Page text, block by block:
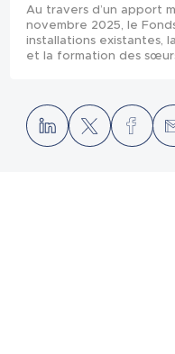
Au travers d’un apport
novembre 2025, le
installations existantes,
et la formation des